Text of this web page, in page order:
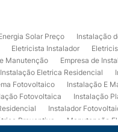
Solar Preço Instalação
Eletricista Instalador
Manutenção Empresa de
Eletrica Residencial
Fotovoltaico Instalação E
Fotovoltaica Instalação
Instalador
Preventiva Manutenção